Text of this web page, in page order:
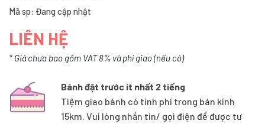
Mã sp: Đang cập nhật
LIÊN HỆ
* Giá chưa bao gồm VAT 8% và phí giao (nếu có)
Bánh đặt trước ít nhất 2 tiếng
Tiệm giao bánh có tính phí trong bán kính
15km. Vui lòng nhắn tin/ gọi điện để được tư